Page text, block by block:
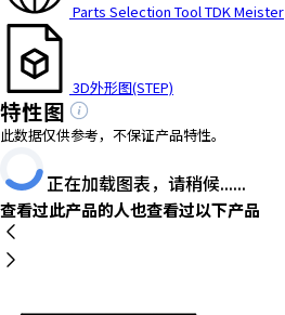
Parts Selection Tool TDK Meister
3D外形图(STEP)
特性图
此数据仅供参考，不保证产品特性。
正在加载图表，请稍候......
查看过此产品的人也查看过以下产品